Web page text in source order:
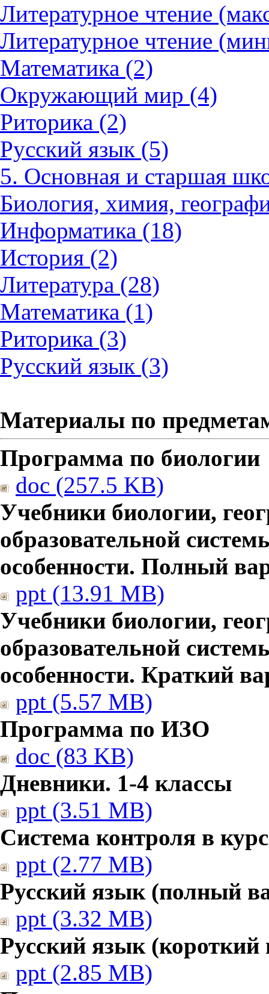
Литературное чтение
Литературное чтение
Математика (2)
Окружающий мир (4)
Риторика (2)
Русский язык (5)
5. Основная и старшая
Биология, химия,
Информатика (18)
История (2)
Литература (28)
Математика (1)
Риторика (3)
Русский язык (3)
Материалы по
Программа по биологии
doc (257.5 KB)
Учебники биологии,
образовательной
особенности. Полный
ppt (13.91 MB)
Учебники биологии,
образовательной
особенности. Краткий
ppt (5.57 MB)
Программа по ИЗО
doc (83 KB)
Дневники. 1-4 классы
ppt (3.51 MB)
Система контроля в
ppt (2.77 MB)
Русский язык (полный
ppt (3.32 MB)
Русский язык (короткий
ppt (2.85 MB)